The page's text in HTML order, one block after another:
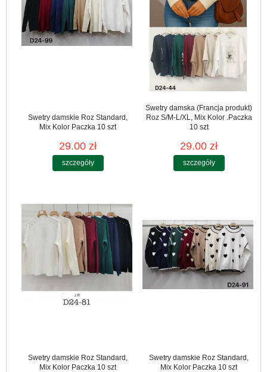
Swetry damskie Roz Standard,
Mix Kolor Paczka 10 szt
29.00 zł
szczegóły
Swetry damska (Francja produkt)
Roz S/M-L/XL, Mix Kolor .Paczka
10 szt
29.00 zł
szczegóły
Swetry damskie Roz Standard,
Mix Kolor Paczka 10 szt
Swetry damskie Roz Standard,
Mix Kolor Paczka 10 szt